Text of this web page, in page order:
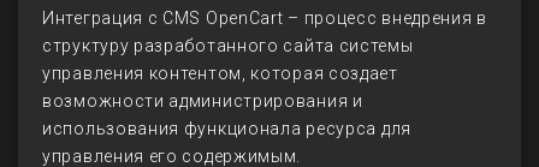
Интеграция с CMS OpenCart – процесс внедрения в
структуру разработанного сайта системы
управления контентом, которая создает
возможности администрирования и
использования функционала ресурса для
управления его содержимым.